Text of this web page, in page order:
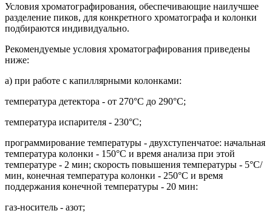
Условия хроматографирования, обеспечивающие наилучшее
разделение пиков, для конкретного хроматографа и колонки
подбираются индивидуально.
Рекомендуемые условия хроматографирования приведены
ниже:
а) при работе с капиллярными колонками:
температура детектора - от 270°С до 290°С;
температура испарителя - 230°С;
программирование температуры - двухступенчатое: начальная
температура колонки - 150°С и время анализа при этой
температуре - 2 мин; скорость повышения температуры - 5°С/
мин, конечная температура колонки - 250°С и время
поддержания конечной температуры - 20 мин:
газ-носитель - азот;